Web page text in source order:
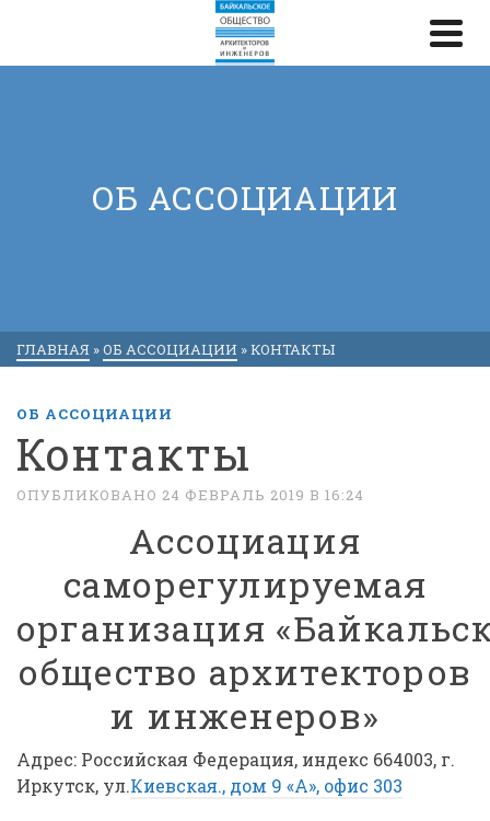
ОБ АССОЦИАЦИИ
ГЛАВНАЯ »ОБ АССОЦИАЦИИ »КОНТАКТЫ
ОБ АССОЦИАЦИИ
Контакты
ОПУБЛИКОВАНО 24 ФЕВРАЛЬ 2019 В 16:24
Ассоциация
саморегулируемая
организация
общество архитекторов
и инженеров»
Адрес: Российская Федерация, индекс 664003, г.
Иркутск, ул.Киевская., дом 9 «А», офис 303